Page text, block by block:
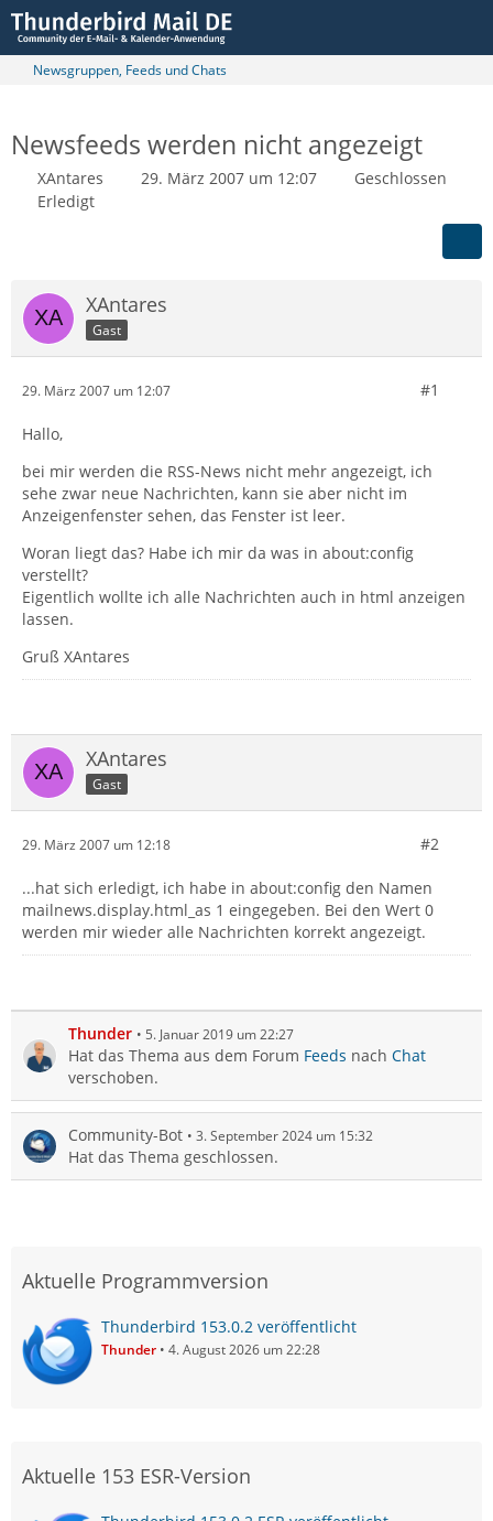
Newsgruppen, Feeds und Chats
Newsfeeds werden nicht angezeigt
XAntares 29. März 2007 um 12:07
Geschlossen
Erledigt
XAntares
Gast
29. März 2007 um 12:07 #1
Hallo,
bei mir werden die RSS-News nicht mehr angezeigt, ich
sehe zwar neue Nachrichten, kann sie aber nicht im
Anzeigenfenster sehen, das Fenster ist leer.
Woran liegt das? Habe ich mir da was in about:config
verstellt?
Eigentlich wollte ich alle Nachrichten auch in html anzeigen
lassen.
Gruß XAntares
XAntares
Gast
29. März 2007 um 12:18 #2
...hat sich erledigt, ich habe in about:config den Namen
mailnews.display.html_as 1 eingegeben. Bei den Wert 0
werden mir wieder alle Nachrichten korrekt angezeigt.
Thunder 5. Januar 2019 um 22:27
Hat das Thema aus dem Forum Feeds nach Chat
verschoben.
Community-Bot 3. September 2024 um 15:32
Hat das Thema geschlossen.
Aktuelle Programmversion
Thunderbird 153.0.2 veröffentlicht
Thunder 4. August 2026 um 22:28
Aktuelle 153 ESR-Version